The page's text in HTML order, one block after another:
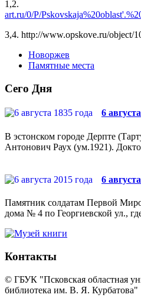
art.ru/0/P/
3,4. http://www.opskove.ru/object/
Новоржев
Памятные места
Сего Дня
6
В эстонском городе Дерпте
Антонович Раух (ум.1921).
6
Памятник солдатам Первой
дома № 4 по Георгиевской ул.,
Контакты
© ГБУК "Псковская областная
библиотека им. В. Я. Курбатова"